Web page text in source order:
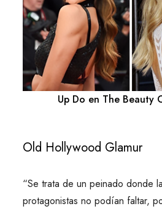
Up Do en The Beauty
Old Hollywood Glamur
“Se trata de un peinado donde
protagonistas no podían faltar,